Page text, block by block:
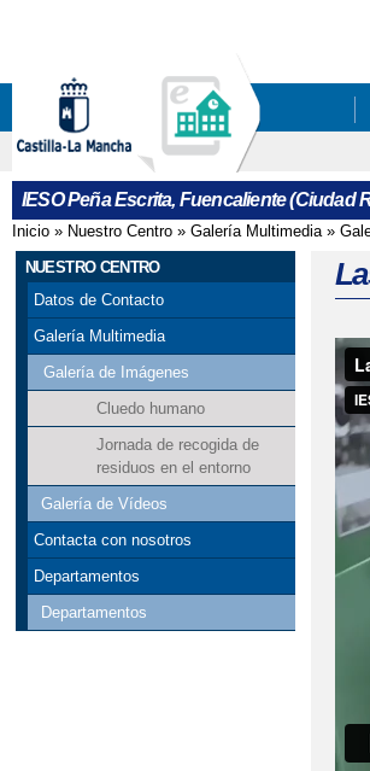
IESO Peña Escrita, Fuencaliente (Ciudad
Se encuentra usted aquí
Inicio » Nuestro Centro » Galería Multimedia»
NUESTRO CENTRO
Datos de Contacto
Galería Multimedia
Galería de Imágenes
Cluedo humano
Jornada de recogida de
residuos en el entorno
Galería de Vídeos
Contacta con nosotros
Departamentos
Departamentos